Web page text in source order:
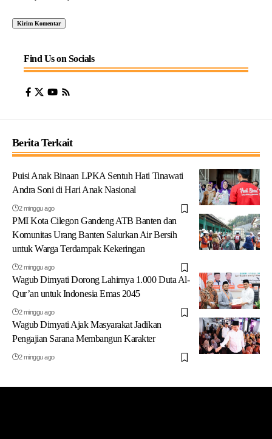
Find Us on Socials
Berita Terkait
Puisi Anak Binaan LPKA Sentuh Hati Tinawati
Andra Soni di Hari Anak Nasional
2 minggu ago
PMI Kota Cilegon Gandeng ATB Banten dan
Komunitas Urang Banten Salurkan Air Bersih
untuk Warga Terdampak Kekeringan
2 minggu ago
Wagub Dimyati Dorong Lahirnya 1.000 Duta Al-
Qur’an untuk Indonesia Emas 2045
2 minggu ago
Wagub Dimyati Ajak Masyarakat Jadikan
Pengajian Sarana Membangun Karakter
2 minggu ago